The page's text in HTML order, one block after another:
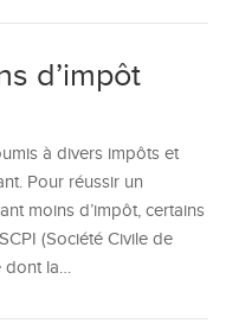
d’impôt
à divers impôts et
Pour réussir un
moins d’impôt, certains
(Société Civile de
dont la…